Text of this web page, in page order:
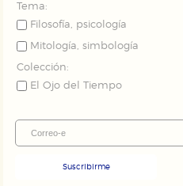
Tema:
Filosofía, psicología
Mitología, simbología
Colección:
El Ojo del Tiempo
Suscribirme